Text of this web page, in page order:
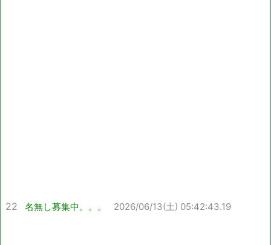
22 名無し募集中。。。 2026/06/13(土) 05:42:43.19